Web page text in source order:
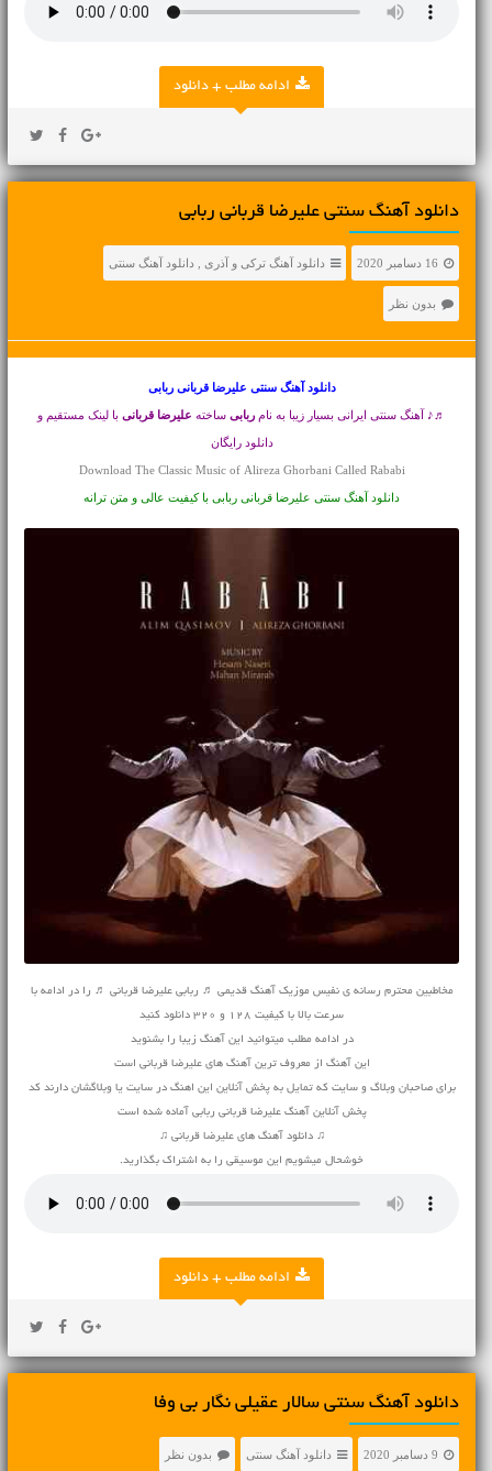
ادامه مطلب + دانلود
دانلود آهنگ سنتی علیرضا قربانی ربابی
16 دسامبر 2020 دانلود آهنگ ترکی و آذری دانلود آهنگ سنتی
بدون نظر
دانلود آهنگ سنتی علیرضا قربانی ربابی
♬♪ آهنگ سنتی ایرانی بسیار زیبا به نام ربابیساخته علیرضا قربانیبا لینک مستقیم و
دانلود رایگان
Download The Classic Music of Alireza Ghorbani Called Rababi
دانلود آهنگ سنتی علیرضا قربانی ربابی با کیفیت عالی و متن ترانه
مخاطبین محترم رسانه ی نفیس موزیک آهنگ قدیمی ♬ ربابی علیرضا قربانی ♬ را در ادامه با
سرعت بالا با کیفیت 128 و 320 دانلود کنید
در ادامه مطلب میتوانید این آهنگ زیبا را بشنوید
این آهنگ از معروف ترین آهنگ های علیرضا قربانی است
برای صاحبان وبلاگ و سایت که تمایل به پخش آنلاین این اهنگ در سایت یا وبلاگشان دارند کد
پخش آنلاین آهنگ علیرضا قربانی ربابی آماده شده است
♫ دانلود آهنگ های علیرضا قربانی ♫
خوشحال میشویم این موسیقی را به اشتراک بگذارید.
ادامه مطلب + دانلود
دانلود آهنگ سنتی سالار عقیلی نگار بی وفا
9 دسامبر 2020 دانلود آهنگ سنتی بدون نظر